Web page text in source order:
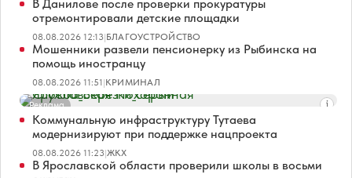
В Данилове после проверки прокуратуры
отремонтировали детские площадки
08.08.2026 12:13|БЛАГОУСТРОЙСТВО
Мошенники развели пенсионерку из Рыбинска на
помощь иностранцу
08.08.2026 11:51|КРИМИНАЛ
Реклама
Коммунальную инфраструктуру Тутаева
модернизируют при поддержке нацпроекта
08.08.2026 11:23|ЖКХ
В Ярославской области проверили школы в восьми